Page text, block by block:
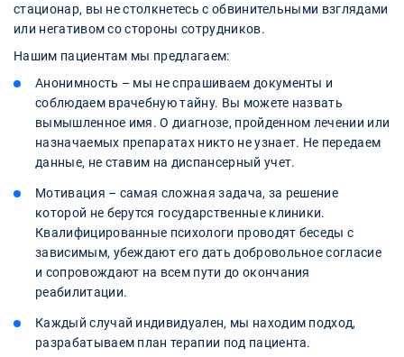
стационар, вы не столкнетесь с обвинительными взглядами
или негативом со стороны сотрудников.
Нашим пациентам мы предлагаем:
Анонимность – мы не спрашиваем документы и
соблюдаем врачебную тайну. Вы можете назвать
вымышленное имя. О диагнозе, пройденном лечении или
назначаемых препаратах никто не узнает. Не передаем
данные, не ставим на диспансерный учет.
Мотивация – самая сложная задача, за решение
которой не берутся государственные клиники.
Квалифицированные психологи проводят беседы с
зависимым, убеждают его дать добровольное согласие
и сопровождают на всем пути до окончания
реабилитации.
Каждый случай индивидуален, мы находим подход,
разрабатываем план терапии под пациента.